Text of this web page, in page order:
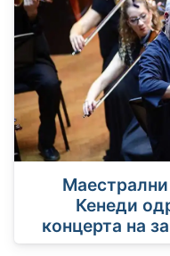
Маестрални
Кенеди
концерта на